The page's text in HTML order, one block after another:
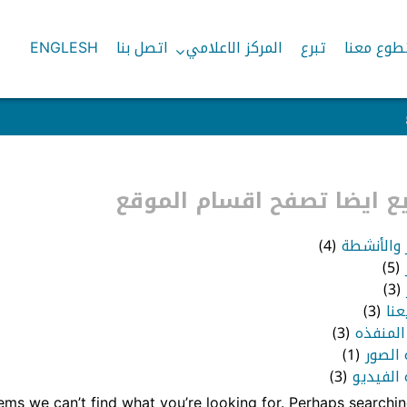
معنا تبرع المركز الاعلامي اتصل بنا ENGLESH
ايضا تصفح اقسام الموقع
والأنشطة (4)
(5)
(3)
(3)
المنفذه (3)
الصور (1)
(3)